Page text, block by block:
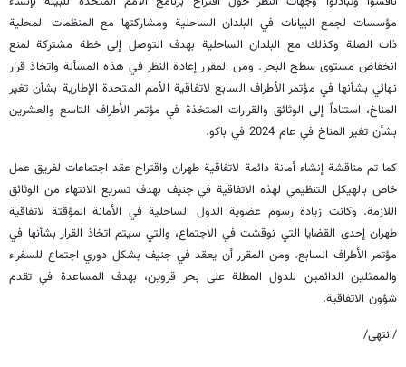
مؤسسات لجمع البيانات في البلدان الساحلية ومشاركتها مع المنظمات المحلية
ذات الصلة وكذلك مع البلدان الساحلية بهدف التوصل إلى خطة مشتركة لمنع
انخفاض مستوى سطح البحر. ومن المقرر إعادة النظر في هذه المسألة واتخاذ قرار
نهائي بشأنها في مؤتمر الأطراف السابع لاتفاقية الأمم المتحدة الإطارية بشأن تغير
المناخ، استناداً إلى الوثائق والقرارات المتخذة في مؤتمر الأطراف التاسع والعشرين
بشأن تغير المناخ في عام 2024 في باكو.
كما تم مناقشة إنشاء أمانة دائمة لاتفاقية طهران واقتراح عقد اجتماعات لفريق عمل
خاص بالهيكل التنظيمي لهذه الاتفاقية في جنيف بهدف تسريع الانتهاء من الوثائق
اللازمة. وكانت زيادة رسوم عضوية الدول الساحلية في الأمانة المؤقتة لاتفاقية
طهران إحدى القضايا التي نوقشت في الاجتماع، والتي سيتم اتخاذ القرار بشأنها في
مؤتمر الأطراف السابع. ومن المقرر أن يعقد في جنيف بشكل دوري اجتماع للسفراء
والممثلين الدائمين للدول المطلة على بحر قزوين، بهدف المساعدة في تقدم
شؤون الاتفاقية.
/انتهى/